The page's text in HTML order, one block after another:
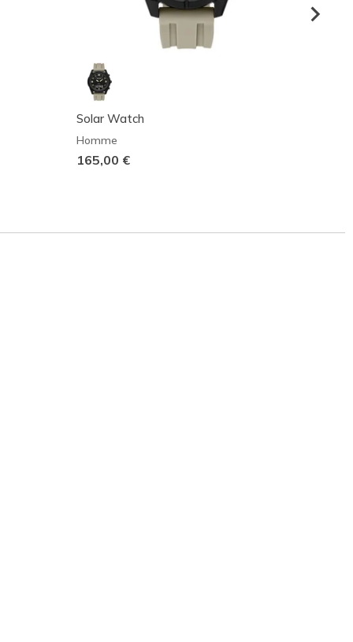
Solar Watch
Homme
165,00 €